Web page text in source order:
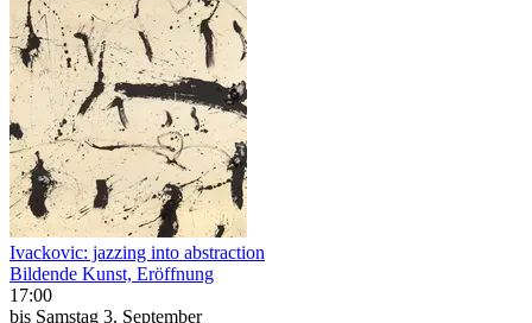
Ivackovic: jazzing into abstraction
Bildende Kunst, Eröffnung
17:00
bis Samstag 3. September